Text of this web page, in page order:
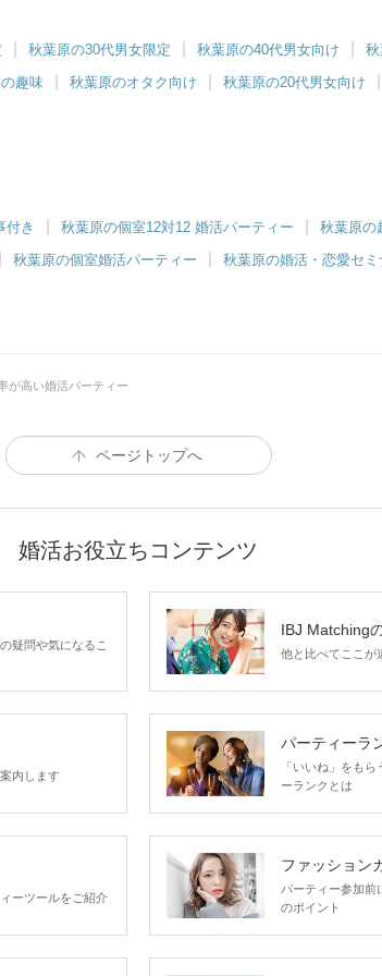
秋葉原の30代男女限定 秋葉原の40代男女向け
趣味 秋葉原のオタク向け 秋葉原の20代男女向け
付き 秋葉原の個室12対12 婚活パーティー
秋葉原の
秋葉原の個室婚活パーティー 秋葉原の婚活・恋愛セミ
が高い婚活パーティー
ページトップへ
婚活お役立ちコンテンツ
疑問や気になるこ
IBJ Matching
他と比べてここが
内します
パーティーラ
「いいね」をも
ーランクとは
ーツールをご紹介
ファッション
パーティー参加前
のポイント